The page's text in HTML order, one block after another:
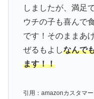
しましたが、満足
ウチの子も喜んで
です！そのままあ
ぜるもよしなんで
ます！！
引用：amazonカスタマ